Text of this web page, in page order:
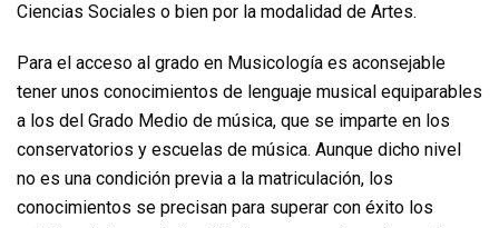
Ciencias Sociales o bien por la modalidad de Artes.
Para el acceso al grado en Musicología es aconsejable
tener unos conocimientos de lenguaje musical equiparables
a los del Grado Medio de música, que se imparte en los
conservatorios y escuelas de música. Aunque dicho nivel
no es una condición previa a la matriculación, los
conocimientos se precisan para superar con éxito los